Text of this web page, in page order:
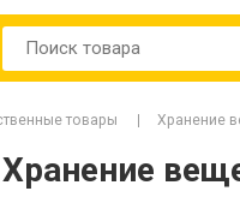
товары Хранение
Хранение